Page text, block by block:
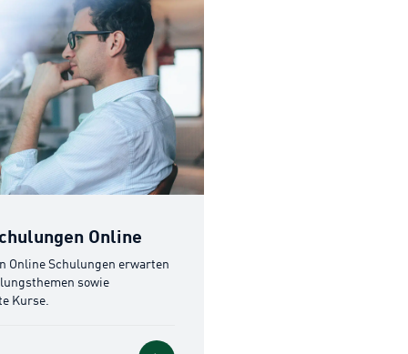
Online
Online Schulungen erwarten
sowie
Kurse.